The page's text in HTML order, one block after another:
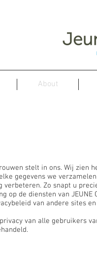
About
stelt in ons. Wij zien
gegevens we
Zo snapt u
op de diensten van JEUNE
van andere sites
privacy van alle